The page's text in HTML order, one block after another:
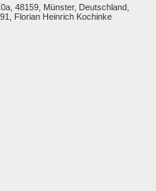
48159, Münster, Deutschland,
Florian Heinrich Kochinke